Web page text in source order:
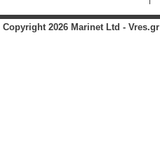
Copyright 2026 Marinet Ltd - Vres.gr